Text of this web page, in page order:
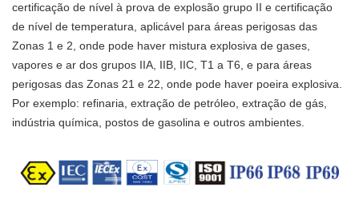
certificação de nível à prova de explosão grupo II e certificação
de nível de temperatura, aplicável para áreas perigosas das
Zonas 1 e 2, onde pode haver mistura explosiva de gases,
vapores e ar dos grupos IIA, IIB, IIC, T1 a T6, e para áreas
perigosas das Zonas 21 e 22, onde pode haver poeira explosiva.
Por exemplo: refinaria, extração de petróleo, extração de gás,
indústria química, postos de gasolina e outros ambientes.